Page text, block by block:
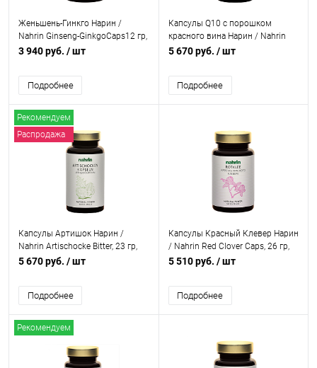
Женьшень-Гинкго Нарин /
Nahrin Ginseng-GinkgoCaps12 гр,
30шт.
3 940 руб. / шт
Подробнее
Капсулы Q10 с порошком
красного вина Нарин / Nahrin
Q10, 28 гр, 100шт.
5 670 руб. / шт
Подробнее
Рекомендуем
Распродажа
Капсулы Артишок Нарин /
Nahrin Artischocke Bitter, 23 гр,
100шт.
5 670 руб. / шт
Подробнее
Капсулы Красный Клевер Нарин
/ Nahrin Red Clover Caps, 26 гр,
80шт.
5 510 руб. / шт
Подробнее
Рекомендуем